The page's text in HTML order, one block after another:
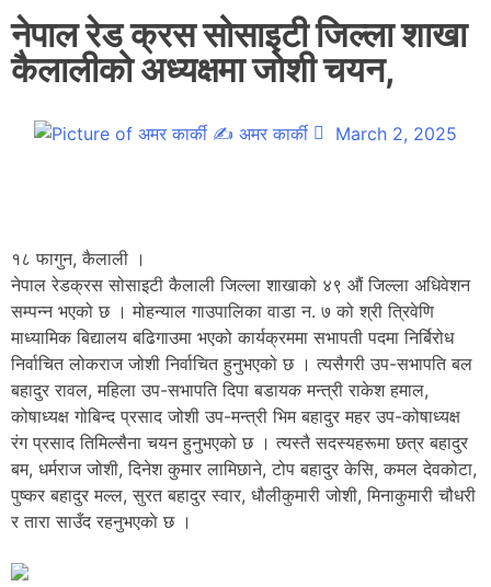
नेपाल रेड क्रस सोसाइटी जिल्ला शाखा
कैलालीको अध्यक्षमा जोशी चयन,
✍ अमर कार्की March 2, 2025
१८ फागुन, कैलाली ।
नेपाल रेडक्रस सोसाइटी कैलाली जिल्ला शाखाको ४९ औं जिल्ला अधिवेशन
सम्पन्न भएको छ । मोहन्याल गाउपालिका वाडा न. ७ को श्री त्रिवेणि
माध्यामिक बिद्यालय बढिगाउमा भएको कार्यक्रममा सभापती पदमा निर्बिरोध
निर्वाचित लोकराज जोशी निर्वाचित हुनुभएको छ । त्यसैगरी उप-सभापति बल
बहादुर रावल, महिला उप-सभापति दिपा बडायक मन्त्री राकेश हमाल,
कोषाध्यक्ष गोबिन्द प्रसाद जोशी उप-मन्त्री भिम बहादुर महर उप-कोषाध्यक्ष
रंग प्रसाद तिमिल्सैना चयन हुनुभएको छ । त्यस्तै सदस्यहरूमा छत्र बहादुर
बम, धर्मराज जोशी, दिनेश कुमार लामिछाने, टोप बहादुर केसि, कमल देवकोटा,
पुष्कर बहादुर मल्ल, सुरत बहादुर स्वार, धौलीकुमारी जोशी, मिनाकुमारी चौधरी
र तारा साउँद रहनुभएकाे छ ।